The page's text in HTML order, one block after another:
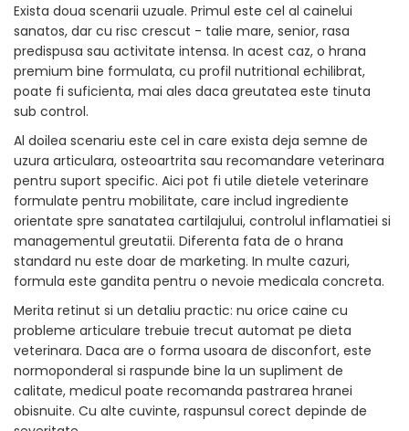
Exista doua scenarii uzuale. Primul este cel al cainelui
sanatos, dar cu risc crescut - talie mare, senior, rasa
predispusa sau activitate intensa. In acest caz, o hrana
premium bine formulata, cu profil nutritional echilibrat,
poate fi suficienta, mai ales daca greutatea este tinuta
sub control.
Al doilea scenariu este cel in care exista deja semne de
uzura articulara, osteoartrita sau recomandare veterinara
pentru suport specific. Aici pot fi utile dietele veterinare
formulate pentru mobilitate, care includ ingrediente
orientate spre sanatatea cartilajului, controlul inflamatiei si
managementul greutatii. Diferenta fata de o hrana
standard nu este doar de marketing. In multe cazuri,
formula este gandita pentru o nevoie medicala concreta.
Merita retinut si un detaliu practic: nu orice caine cu
probleme articulare trebuie trecut automat pe dieta
veterinara. Daca are o forma usoara de disconfort, este
normoponderal si raspunde bine la un supliment de
calitate, medicul poate recomanda pastrarea hranei
obisnuite. Cu alte cuvinte, raspunsul corect depinde de